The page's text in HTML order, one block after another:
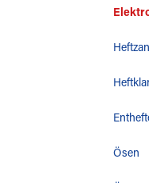
Ösen